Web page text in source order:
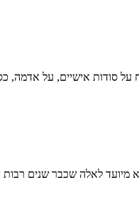
על סודות אישיים, על
בה במידה שהוא מיועד לאלה